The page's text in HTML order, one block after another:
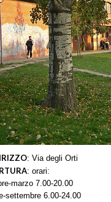
: Via degli Orti
: orari:
marzo 7.00-20.00
settembre 6.00-24.00